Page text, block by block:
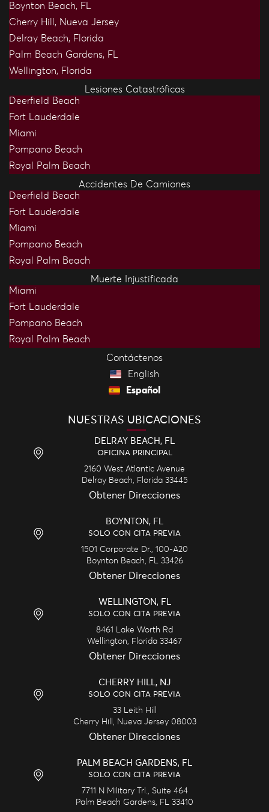
Boynton Beach, FL
Cherry Hill, Nueva Jersey
Delray Beach, Florida
Palm Beach Gardens, FL
Wellington, Florida
Lesiones Catastróficas
Deerfield Beach
Fort Lauderdale
Miami
Pompano Beach
Royal Palm Beach
Accidentes De Camiones
Deerfield Beach
Fort Lauderdale
Miami
Pompano Beach
Royal Palm Beach
Muerte Injustificada
Miami
Fort Lauderdale
Pompano Beach
Royal Palm Beach
Contáctenos
English
Español
NUESTRAS UBICACIONES
DELRAY BEACH, FL
OFICINA PRINCIPAL
2160 West Atlantic Avenue
Delray Beach,
Florida 33445
Obtener Direcciones
BOYNTON, FL
SOLO CON CITA PREVIA
1501 Corporate Dr., 100-A20
Boynton Beach,
FL 33426
Obtener Direcciones
WELLINGTON, FL
SOLO CON CITA PREVIA
8461 Lake Worth Rd
Wellington,
Florida 33467
Obtener Direcciones
CHERRY HILL, NJ
SOLO CON CITA PREVIA
33 Leith Hill
Cherry Hill,
Nueva Jersey 08003
Obtener Direcciones
PALM BEACH GARDENS, FL
SOLO CON CITA PREVIA
7711 N Military Trl., Suite 464
Palm Beach Gardens,
FL 33410